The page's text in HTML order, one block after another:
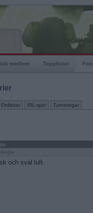
medlem Topplistor
Ordlekar IRL-spel Turneringar
och sval luft.